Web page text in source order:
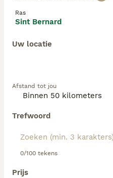
Ras
Sint Bernard
Uw locatie
Afstand tot jou
Trefwoord
0/100 tekens
Prijs